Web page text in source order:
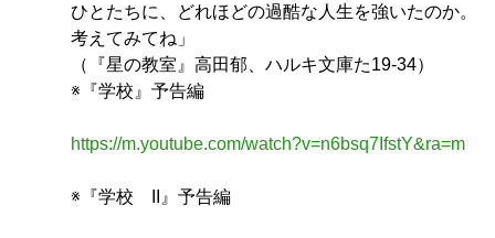
ひとたちに、どれほどの過酷な人生を強いたのか。
考えてみてね」
（『星の教室』高田郁、ハルキ文庫た19-34）
※『学校』予告編
https://m.youtube.com/watch?v=n6bsq7IfstY&ra=m
※『学校 II』予告編